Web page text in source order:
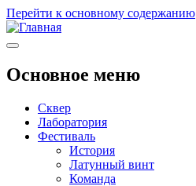
Перейти к основному содержанию
Основное меню
Сквер
Лаборатория
Фестиваль
История
Латунный винт
Команда